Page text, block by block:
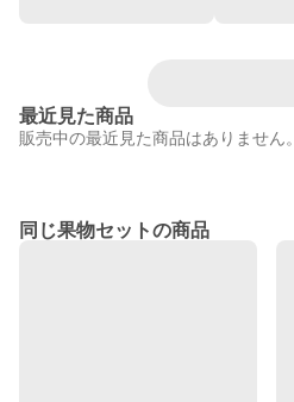
最近見た商品
販売中の最近見た商品はありません。
同じ果物セットの商品